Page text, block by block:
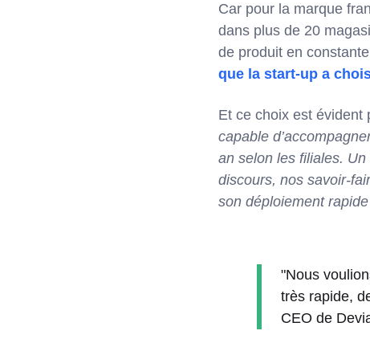
Car pour la marque
dans plus de 20
de produit en
que la start-up a
Et ce choix est évident
capable
an selon les filiales.
discours, nos savoir-
son déploiement
"Nous
très rapide,
CEO de